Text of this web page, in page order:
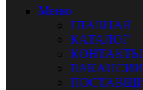
Меню
ГЛАВНАЯ
КАТАЛОГ
КОНТАКТЫ
ВАКАНСИИ